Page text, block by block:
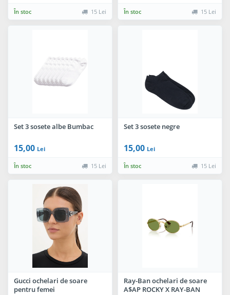
În stoc 15 Lei În stoc 15 Lei
Set 3 sosete albe Bumbac
15,00 Lei
În stoc 15 Lei
Set 3 sosete negre
15,00 Lei
În stoc 15 Lei
Gucci ochelari de soare
pentru femei
Ray-Ban ochelari de soare
A$AP ROCKY X RAY-BAN